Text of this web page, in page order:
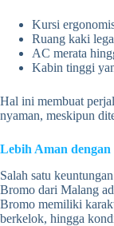
Kursi
Ruang kaki lega
AC merata
Kabin tinggi
Hal ini membuat
nyaman, meskipun
Lebih Aman
Salah satu
Bromo dari Malang
Bromo memiliki
berkelok, hingga